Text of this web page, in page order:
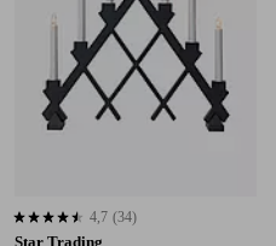
Star Trading
4,7 baseret på 34 bedømmelser
4,7 (34)